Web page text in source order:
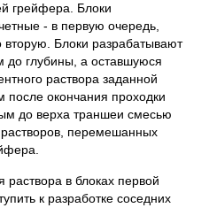
грейфера. Блоки
- в первую очередь,
Блоки разрабатывают
до глубины, а оставшуюся
раствора заданной
после окончания проходки
до верха траншеи смесью
растворов, перемешанных
в блоках первой
к разработке соседних